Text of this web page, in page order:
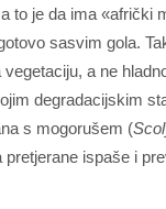
to je da ima «afrički
sasvim gola.
a ne
degradacijskim
s mogorušem (
ispaše i